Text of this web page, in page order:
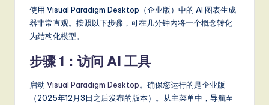
使用 Visual Paradigm Desktop（企业版）中的 AI 图表生成
器非常直观。按照以下步骤，可在几分钟内将一个概念转化
为结构化模型。
步骤 1：访问 AI 工具
启动 Visual Paradigm Desktop。确保您运行的是企业版
（2025年12月3日之后发布的版本）。从主菜单中，导航至